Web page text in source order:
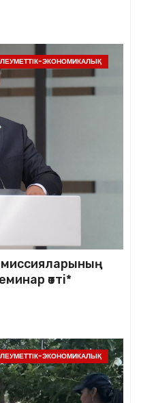
ЭКОНОМИКАЛЫҚ
өтті*
ЭКОНОМИКАЛЫҚ